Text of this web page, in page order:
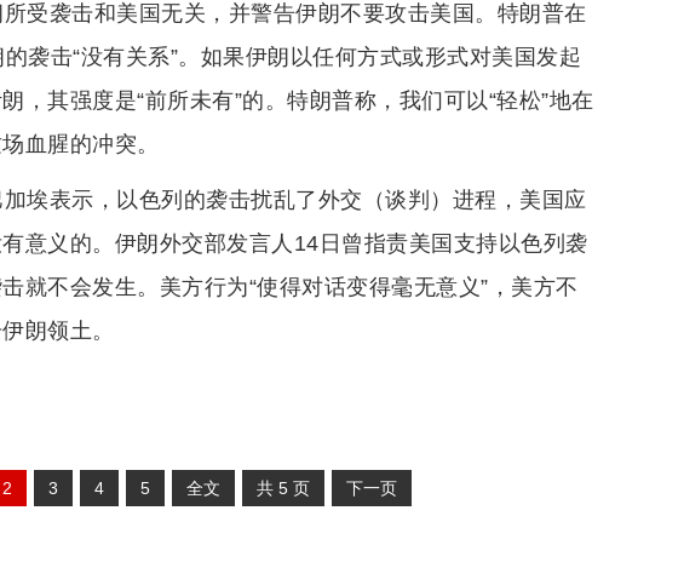
受袭击和美国无关，并警告伊朗不要攻击美国。特朗普在
袭击“没有关系”。如果伊朗以任何方式或形式对美国发起
，其强度是“前所未有”的。特朗普称，我们可以“轻松”地在
血腥的冲突。
埃表示，以色列的袭击扰乱了外交（谈判）进程，美国应
意义的。伊朗外交部发言人14日曾指责美国支持以色列袭
就不会发生。美方行为“使得对话变得毫无意义”，美方不
朗领土。
2 3 4 5 全文 共 5 页 下一页